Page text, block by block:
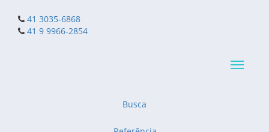
41 3035-6868
41 9 9966-2854
Busca